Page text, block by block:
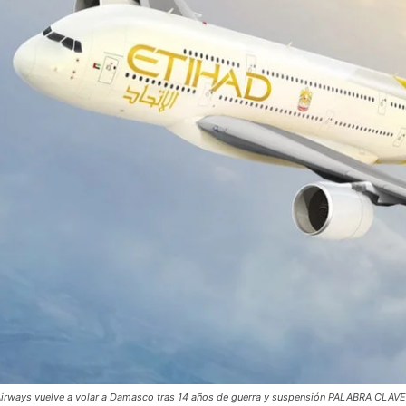
vuelve a volar a Damasco tras 14 años de guerra y suspensión PALABRA